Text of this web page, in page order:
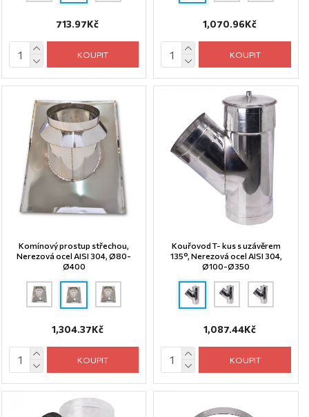
713.97Kč
KOUPIT
1,070.96Kč
KOUPIT
Komínový prostup střechou,
Nerezová ocel AISI 304, Ø80-
Ø400
1,304.37Kč
KOUPIT
Kouřovod T- kus s uzávěrem
135°, Nerezová ocel AISI 304,
Ø100-Ø350
1,087.44Kč
KOUPIT